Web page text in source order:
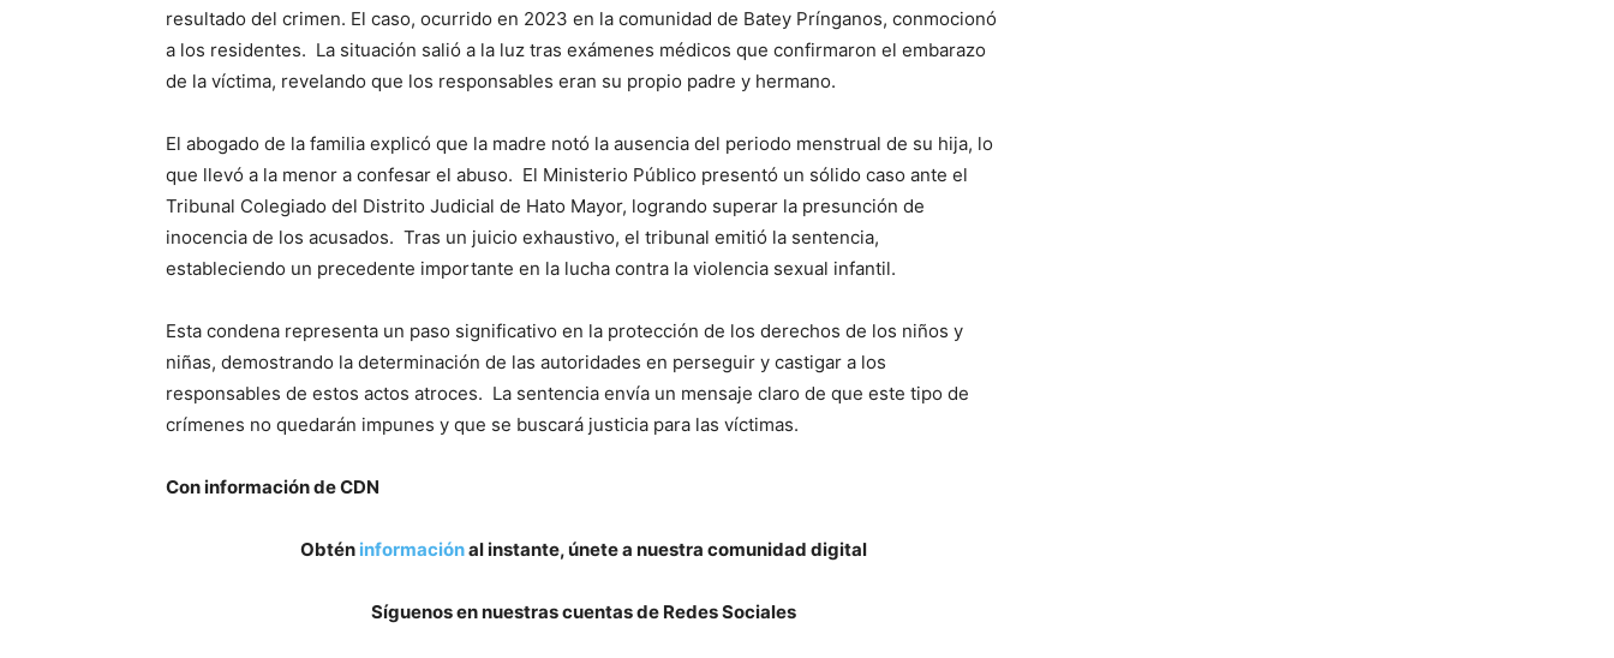
resultado del crimen. El caso, ocurrido en 2023 en la comunidad de Batey Prínganos, conmocionó
a los residentes. La situación salió a la luz tras exámenes médicos que confirmaron el embarazo
de la víctima, revelando que los responsables eran su propio padre y hermano.
El abogado de la familia explicó que la madre notó la ausencia del periodo menstrual de su hija, lo
que llevó a la menor a confesar el abuso. El Ministerio Público presentó un sólido caso ante el
Tribunal Colegiado del Distrito Judicial de Hato Mayor, logrando superar la presunción de
inocencia de los acusados. Tras un juicio exhaustivo, el tribunal emitió la sentencia,
estableciendo un precedente importante en la lucha contra la violencia sexual infantil.
Esta condena representa un paso significativo en la protección de los derechos de los niños y
niñas, demostrando la determinación de las autoridades en perseguir y castigar a los
responsables de estos actos atroces. La sentencia envía un mensaje claro de que este tipo de
crímenes no quedarán impunes y que se buscará justicia para las víctimas.
Con información de CDN
Obtén informaciónal instante, únete a nuestra comunidad digital
Síguenos en nuestras cuentas de Redes Sociales